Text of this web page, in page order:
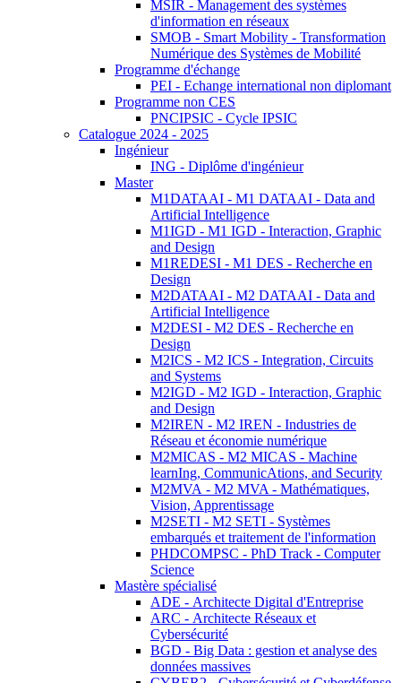
MSIR - Management des systèmes
d'information en réseaux
SMOB - Smart Mobility - Transformation
Numérique des Systèmes de Mobilité
Programme d'échange
PEI - Echange international non diplomant
Programme non CES
PNCIPSIC - Cycle IPSIC
Catalogue 2024 - 2025
Ingénieur
ING - Diplôme d'ingénieur
Master
M1DATAAI - M1 DATAAI - Data and
Artificial Intelligence
M1IGD - M1 IGD - Interaction, Graphic
and Design
M1REDESI - M1 DES - Recherche en
Design
M2DATAAI - M2 DATAAI - Data and
Artificial Intelligence
M2DESI - M2 DES - Recherche en
Design
M2ICS - M2 ICS - Integration, Circuits
and Systems
M2IGD - M2 IGD - Interaction, Graphic
and Design
M2IREN - M2 IREN - Industries de
Réseau et économie numérique
M2MICAS - M2 MICAS - Machine
learnIng, CommunicAtions, and Security
M2MVA - M2 MVA - Mathématiques,
Vision, Apprentissage
M2SETI - M2 SETI - Systèmes
embarqués et traitement de l'information
PHDCOMPSC - PhD Track - Computer
Science
Mastère spécialisé
ADE - Architecte Digital d'Entreprise
ARC - Architecte Réseaux et
Cybersécurité
BGD - Big Data : gestion et analyse des
données massives